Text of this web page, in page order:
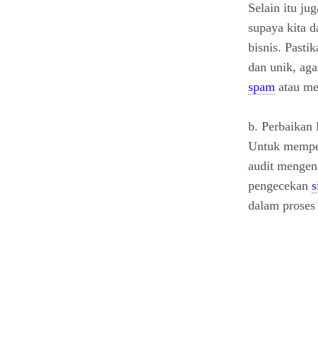
Selain itu
supaya kita
bisnis.
dan unik,
spam atau
b. Perbaikan
Untuk
audit
pengecekan
dalam